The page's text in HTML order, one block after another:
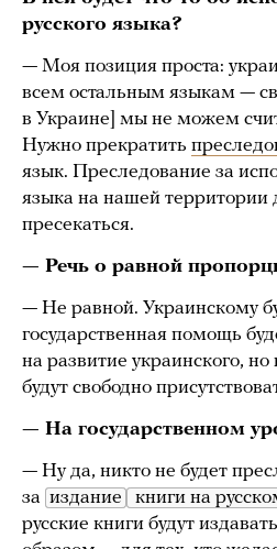
русского языка?
— Моя позиция проста:
всем остальным языкам —
в Украине] мы не можем
Нужно прекратить
язык. Преследование за
языка на нашей территории
пресекаться.
— Речь о равной
— Не равной. Украинскому
государственная помощь
на развитие украинского, но
будут свободно
— На государственном
— Ну да, никто не будет
за издание книги на
русские книги будут